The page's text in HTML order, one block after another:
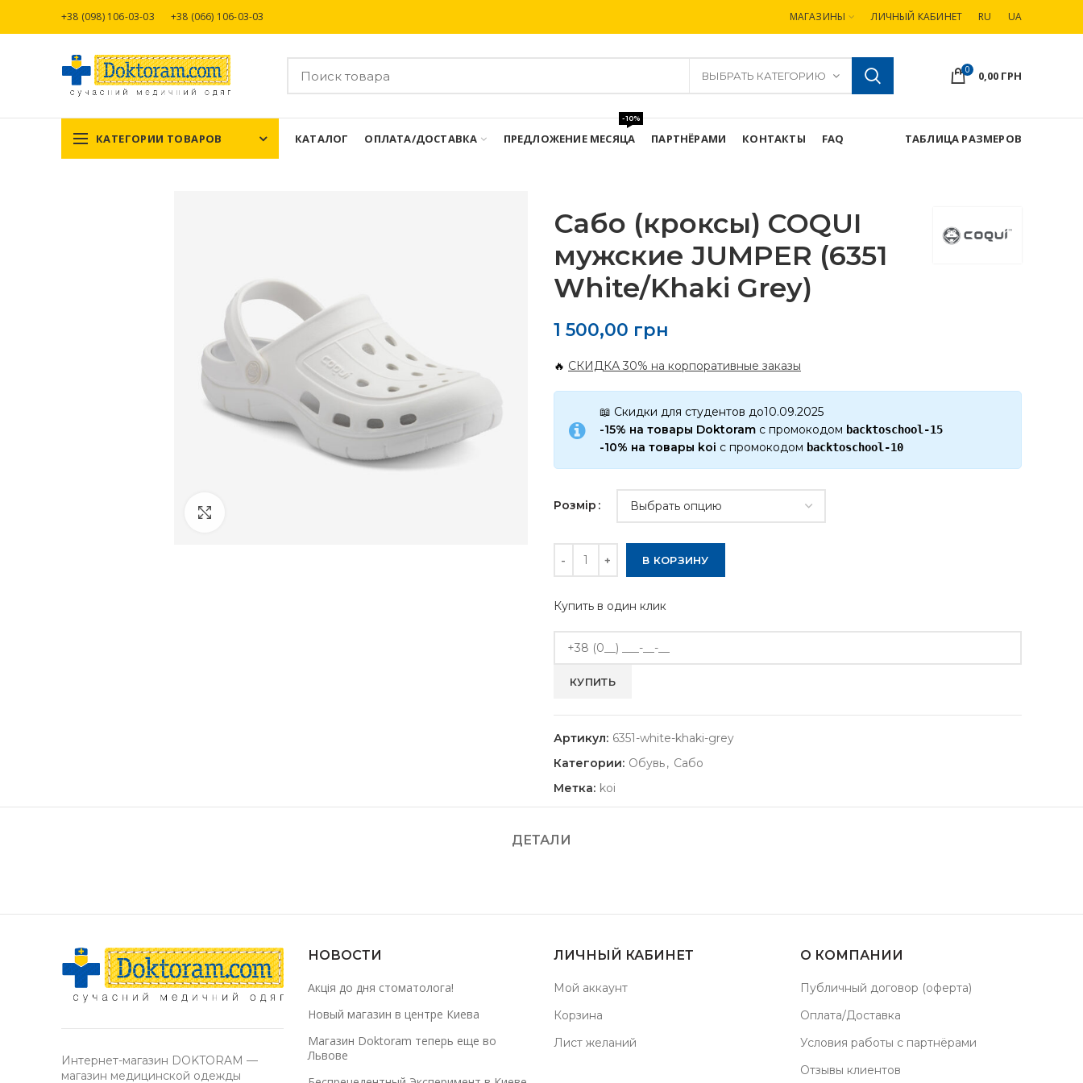
+38 (098) 106-03-03 +38 (066) 106-03-03 МАГАЗИНЫ ЛИЧНЫЙ КАБИНЕТ RU UA
ВЫБРАТЬ КАТЕГОРИЮ 0 0,00 ГРН
КАТЕГОРИИ ТОВАРОВ КАТАЛОГ ОПЛАТА/ДОСТАВКА ПРЕДЛОЖЕНИЕ МЕСЯЦА
-10%
ПАРТНЁРАМИ КОНТАКТЫ FAQ ТАБЛИЦА РАЗМЕРОВ
Сабо (кроксы) COQUI
мужские JUMPER (6351
White/Khaki Grey)
1 500,00 грн
🔥 СКИДКА 30% на корпоративные заказы
📖 Скидки для студентов до10.09.2025
-15% на товары Doktoram с промокодом backtoschool-15
-10% на товары koi с промокодом backtoschool-10
Розмір
В КОРЗИНУ
Купить в один клик
Артикул: 6351-white-khaki-grey
Категории: Обувь, Сабо
Метка: koi
ДЕТАЛИ
Интернет-магазин DOKTORAM —
магазин медицинской одежды
НОВОСТИ
Акція до дня стоматолога!
Новый магазин в центре Киева
Магазин Doktoram теперь еще во
Львове
ЛИЧНЫЙ КАБИНЕТ
Мой аккаунт
Корзина
Лист желаний
О КОМПАНИИ
Публичный договор (оферта)
Оплата/Доставка
Условия работы с партнёрами
Отзывы клиентов